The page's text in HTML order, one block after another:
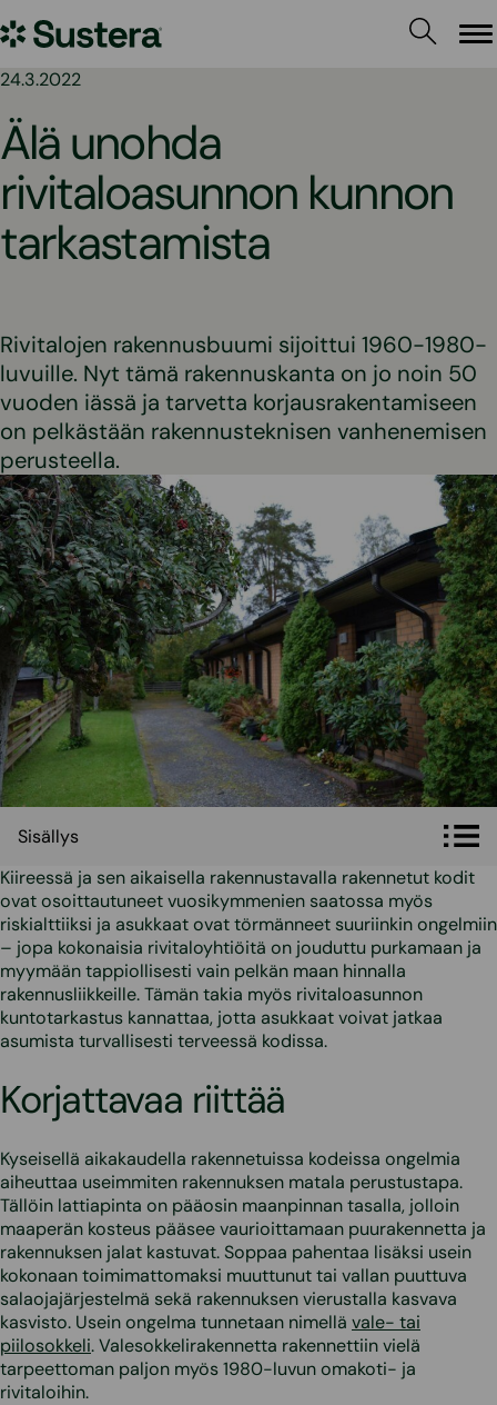
sisältöön
Sustera
24.3.2022
Älä unohda
rivitaloasunnon kunnon
tarkastamista
Rivitalojen rakennusbuumi sijoittui 1960-1980-
luvuille. Nyt tämä rakennuskanta on jo noin 50
vuoden iässä ja tarvetta korjausrakentamiseen
on pelkästään rakennusteknisen vanhenemisen
perusteella.
Sisällys
Kiireessä ja sen aikaisella rakennustavalla rakennetut kodit
ovat osoittautuneet vuosikymmenien saatossa myös
riskialttiiksi ja asukkaat ovat törmänneet suuriinkin ongelmiin
– jopa kokonaisia rivitaloyhtiöitä on jouduttu purkamaan ja
myymään tappiollisesti vain pelkän maan hinnalla
rakennusliikkeille. Tämän takia myös rivitaloasunnon
kuntotarkastus kannattaa, jotta asukkaat voivat jatkaa
asumista turvallisesti terveessä kodissa.
Korjattavaa riittää
Kyseisellä aikakaudella rakennetuissa kodeissa ongelmia
aiheuttaa useimmiten rakennuksen matala perustustapa.
Tällöin lattiapinta on pääosin maanpinnan tasalla, jolloin
maaperän kosteus pääsee vaurioittamaan puurakennetta ja
rakennuksen jalat kastuvat. Soppaa pahentaa lisäksi usein
kokonaan toimimattomaksi muuttunut tai vallan puuttuva
salaojajärjestelmä sekä rakennuksen vierustalla kasvava
kasvisto. Usein ongelma tunnetaan nimellä vale- tai
piilosokkeli. Valesokkelirakennetta rakennettiin vielä
tarpeettoman paljon myös 1980-luvun omakoti- ja
rivitaloihin.